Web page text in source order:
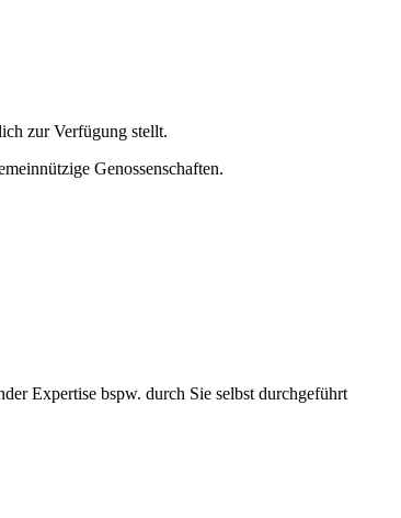
zur Verfügung stellt.
Genossenschaften.
Expertise bspw. durch Sie selbst durchgeführt